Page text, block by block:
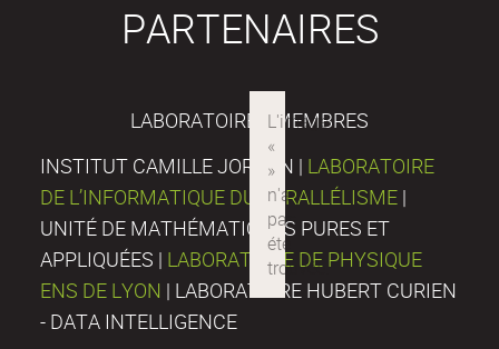
PARTENAIRES
LABORATOIRES MEMBRES
INSTITUT CAMILLE JORDAN | LABORATOIRE
DE L’INFORMATIQUE DU PARALLÉLISME |
UNITÉ DE MATHÉMATIQUES PURES ET
APPLIQUÉES | LABORATOIRE DE PHYSIQUE
ENS DE LYON | LABORATOIRE HUBERT CURIEN
- DATA INTELLIGENCE